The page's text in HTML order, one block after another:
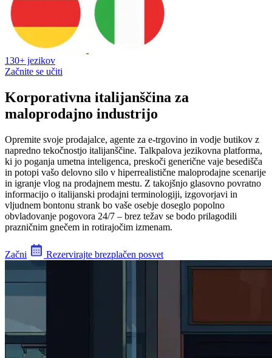
130+ jezikov
Začnite se učiti
Korporativna italijanščina za
maloprodajno industrijo
Opremite svoje prodajalce, agente za e-trgovino in vodje butikov z
napredno tekočnostjo italijanščine. Talkpalova jezikovna platforma,
ki jo poganja umetna inteligenca, preskoči generične vaje besedišča
in potopi vašo delovno silo v hiperrealistične maloprodajne scenarije
in igranje vlog na prodajnem mestu. Z takojšnjo glasovno povratno
informacijo o italijanski prodajni terminologiji, izgovorjavi in
vljudnem bontonu strank bo vaše osebje doseglo popolno
obvladovanje pogovora 24/7 – brez težav se bodo prilagodili
prazničnim gnečem in rotirajočim izmenam.
Začni Rezervirajte brezplačen posvet